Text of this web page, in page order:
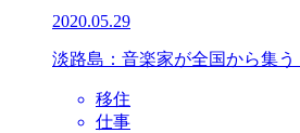
2020.05.29
淡路島：音楽家が全国から集う
移住
仕事